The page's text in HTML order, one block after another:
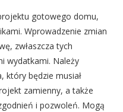
gotowego domu,
Wprowadzenie zmian
zwłaszcza tych
wydatkami. Należy
który będzie musiał
zamienny, a także
i pozwoleń. Mogą